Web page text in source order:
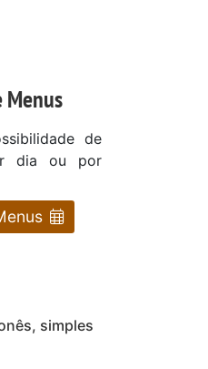
de
dia ou por
simples